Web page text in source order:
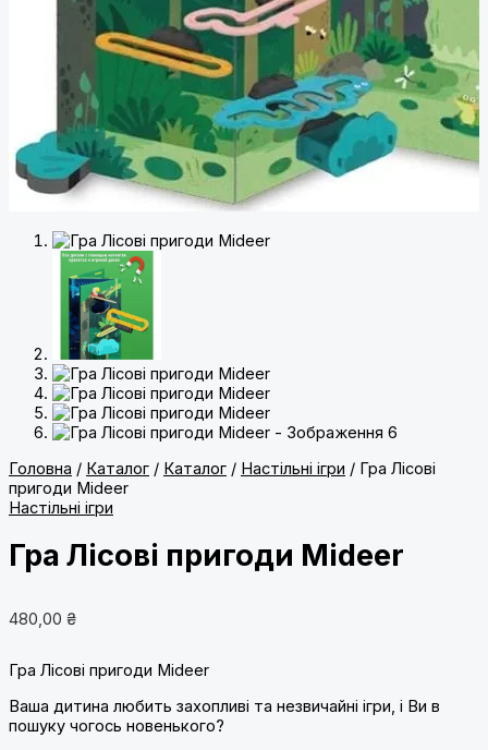
Головна / Каталог / Каталог / Настільні ігри / Гра Лісові
пригоди Mideer
Настільні ігри
Гра Лісові пригоди Mideer
480,00 ₴
Гра Лісові пригоди Mideer
Ваша дитина любить захопливі та незвичайні ігри, і Ви в
пошуку чогось новенького?